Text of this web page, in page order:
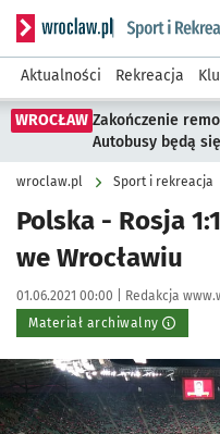
Serwis informacyjny
Aktualności Rekreacja
WROCŁAW Zakończenie
Autobusy będą
wroclaw.pl Sport i rekreacja
Polska - Rosja
we Wrocławiu
Data publikacji:
01.06.2021 00:00 | Autor:
Redakcja
Materiał archiwalny
Kliknij, aby powiększyć